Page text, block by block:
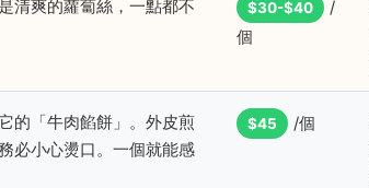
清爽的蘿蔔絲，一點都不
$30-$40
/
個
的「牛肉餡餅」。外皮煎
必小心燙口。一個就能感
$45 /個